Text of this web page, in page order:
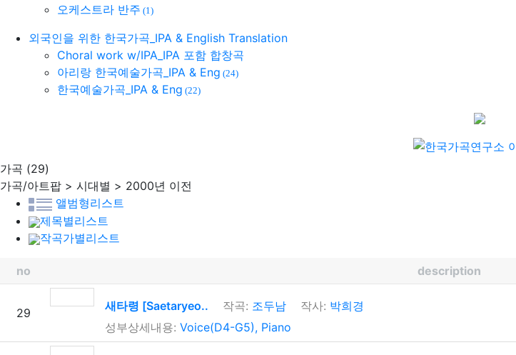
오케스트라 반주 (1)
외국인을 위한 한국가곡_IPA & English Translation
Choral work w/IPA_IPA 포함 합창곡
아리랑 한국예술가곡_IPA & Eng (24)
한국예술가곡_IPA & Eng (22)
가곡 (29)
가곡/아트팝 > 시대별 > 2000년 이전
앨범형리스트
제목별리스트
작곡가별리스트
no description
29 새타령 [Saetaryeo.. 작곡: 조두남 작사: 박희경
성부상세내용: Voice(D4-G5), Piano